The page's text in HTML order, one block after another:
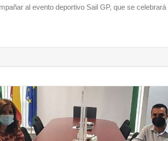
al evento deportivo Sail GP, que se